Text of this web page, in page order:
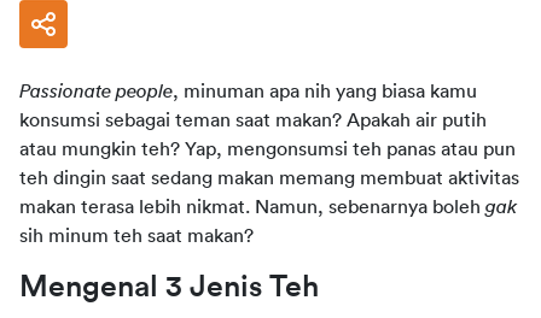
Passionate people, minuman apa nih yang biasa kamu
konsumsi sebagai teman saat makan? Apakah air putih
atau mungkin teh? Yap, mengonsumsi teh panas atau pun
teh dingin saat sedang makan memang membuat aktivitas
makan terasa lebih nikmat. Namun, sebenarnya boleh
gak
sih minum teh saat makan?
Mengenal 3 Jenis Teh